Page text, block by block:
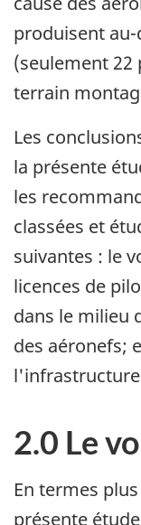
produisent
(seulement 22
terrain
Les
la présente
les
classées et
suivantes : le
licences de
dans le milieu
des aéronefs;
2.0 Le
En termes
présente